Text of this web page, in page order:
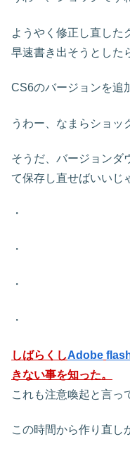
ようやく修正し直した
早速書き出そうとした
CS6のバージョンを追
うわー、なまらショッ
そうだ、バージョンダ
て保存し直せばいいじ
・
・
・
・
しばらくしAdobe
きない事を知った。
これも注意喚起と言っ
この時間から作り直し